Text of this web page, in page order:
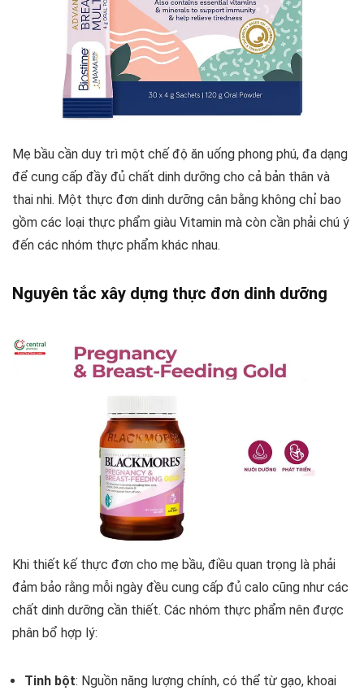
Mẹ bầu cần duy trì một chế độ ăn uống phong phú, đa dạng
để cung cấp đầy đủ chất dinh dưỡng cho cả bản thân và
thai nhi. Một thực đơn dinh dưỡng cân bằng không chỉ bao
gồm các loại thực phẩm giàu Vitamin mà còn cần phải chú ý
đến các nhóm thực phẩm khác nhau.
Nguyên tắc xây dựng thực đơn dinh dưỡng
Khi thiết kế thực đơn cho mẹ bầu, điều quan trọng là phải
đảm bảo rằng mỗi ngày đều cung cấp đủ calo cũng như các
chất dinh dưỡng cần thiết. Các nhóm thực phẩm nên được
phân bổ hợp lý:
Tinh bột: Nguồn năng lượng chính, có thể từ gạo, khoai